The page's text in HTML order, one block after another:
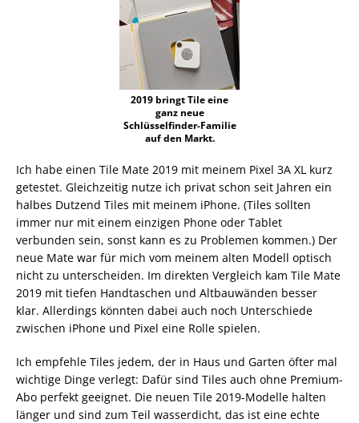
2019 bringt Tile eine
ganz neue
Schlüsselfinder-Familie
auf den Markt.
Ich habe einen Tile Mate 2019 mit meinem Pixel 3A XL kurz
getestet. Gleichzeitig nutze ich privat schon seit Jahren ein
halbes Dutzend Tiles mit meinem iPhone. (Tiles sollten
immer nur mit einem einzigen Phone oder Tablet
verbunden sein, sonst kann es zu Problemen kommen.) Der
neue Mate war für mich vom meinem alten Modell optisch
nicht zu unterscheiden. Im direkten Vergleich kam Tile Mate
2019 mit tiefen Handtaschen und Altbauwänden besser
klar. Allerdings könnten dabei auch noch Unterschiede
zwischen iPhone und Pixel eine Rolle spielen.
Ich empfehle Tiles jedem, der in Haus und Garten öfter mal
wichtige Dinge verlegt: Dafür sind Tiles auch ohne Premium-
Abo perfekt geeignet. Die neuen Tile 2019-Modelle halten
länger und sind zum Teil wasserdicht, das ist eine echte